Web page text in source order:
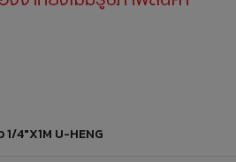
ฟ้า4"x1M U-HENG